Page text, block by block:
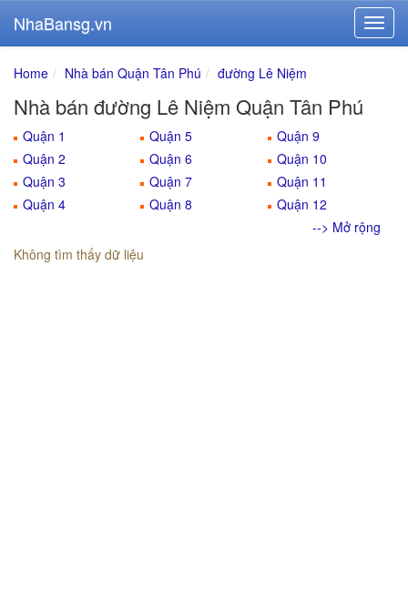
NhaBansg.vn
Home Nhà bán Quận Tân Phú đường Lê Niệm
Nhà bán đường Lê Niệm Quận Tân Phú
Quận 1
Quận 2
Quận 3
Quận 4
Quận 5
Quận 6
Quận 7
Quận 8
Quận 9
Quận 10
Quận 11
Quận 12
--> Mở rộng
Không tìm thấy dữ liệu